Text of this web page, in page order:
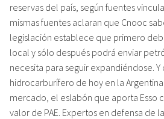
reservas del país, según fuentes
mismas fuentes aclaran que Cnooc
legislación establece que primero
local y sólo después podrá enviar
necesita para seguir expandiéndose.
hidrocarburífero de hoy en la
mercado, el eslabón que aporta Esso
valor de PAE. Expertos en defensa de